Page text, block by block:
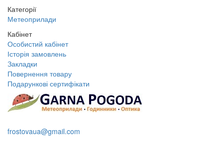
Категорії
Метеоприлади
Кабінет
Особистий кабінет
Історія замовлень
Закладки
Повернення товару
Подарункові сертифікати
frostovaua@gmail.com